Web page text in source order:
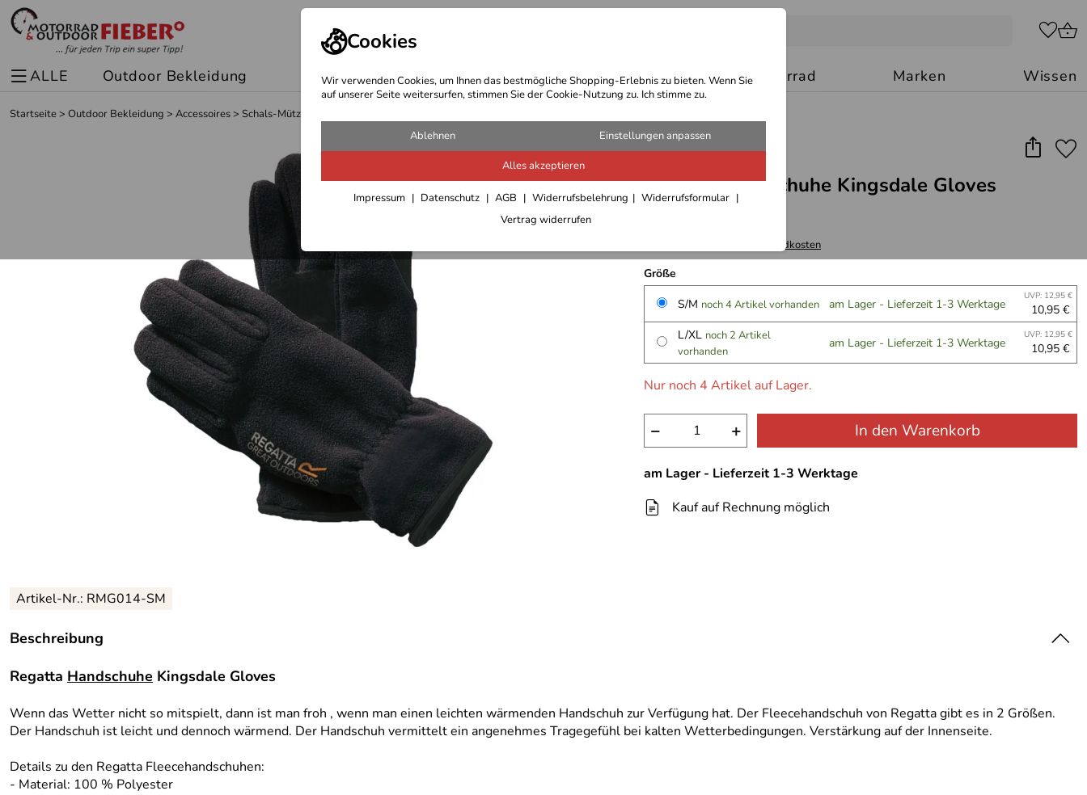
Cookies
Wir verwenden Cookies, um Ihnen das bestmögliche Shopping-Erlebnis zu bieten. Wenn Sie
auf unserer Seite weitersurfen, stimmen Sie der Cookie-Nutzung zu. Ich stimme zu.
Ablehnen Einstellungen anpassen
Alles akzeptieren
Impressum Datenschutz AGB Widerrufsbelehrung
Widerrufsformular
Vertrag widerrufen
ALLE Outdoor Bekleidung Sport Bekleidung Outdoor Ausrüstung Motorrad Marken Wissen
Startseite> Outdoor Bekleidung > Accessoires> Schals-Mützen-Handschuhe
Regatta Handschuhe Kingsdale Gloves
Versandkosten
Größe
S/M noch 4 Artikel vorhanden am Lager - Lieferzeit 1-3 Werktage UVP: 12,95 €
10,95 €
L/XL noch 2 Artikel
vorhanden
am Lager - Lieferzeit 1-3 Werktage UVP: 12,95 €
10,95 €
Nur noch 4 Artikel auf Lager.
− + In den Warenkorb
am Lager - Lieferzeit 1-3 Werktage
Kauf auf Rechnung möglich
Artikel-Nr.: RMG014-SM
Beschreibung
Regatta Handschuhe Kingsdale Gloves
Wenn das Wetter nicht so mitspielt, dann ist man froh , wenn man einen leichten wärmenden Handschuh zur Verfügung hat. Der Fleecehandschuh von Regatta gibt es in 2 Größen.
Der Handschuh ist leicht und dennoch wärmend. Der Handschuh vermittelt ein angenehmes Tragegefühl bei kalten Wetterbedingungen. Verstärkung auf der Innenseite.
Details zu den Regatta Fleecehandschuhen:
- Material: 100 % Polyester